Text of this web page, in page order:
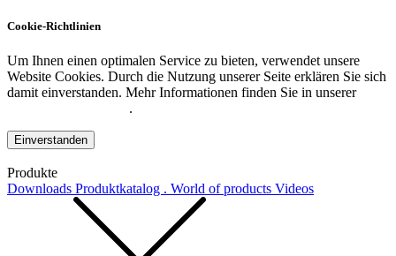
Cookie-Richtlinien
Um Ihnen einen optimalen Service zu bieten, verwendet unsere
Website Cookies. Durch die Nutzung unserer Seite erklären Sie sich
damit einverstanden. Mehr Informationen finden Sie in unserer
.
Einverstanden
Produkte
Downloads Produktkatalog . World of products Videos